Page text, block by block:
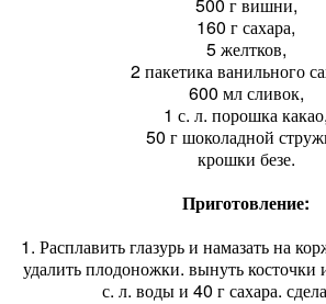
160 г сахара,
5 желтков,
2 пакетика ванильного
600 мл сливок,
1 с. л. порошка какао,
50 г шоколадной
крошки безе.
Приготовление:
1. Расплавить глазурь и намазать на
удалить плодоножки. вынуть
с. л. воды и 40 г сахара.